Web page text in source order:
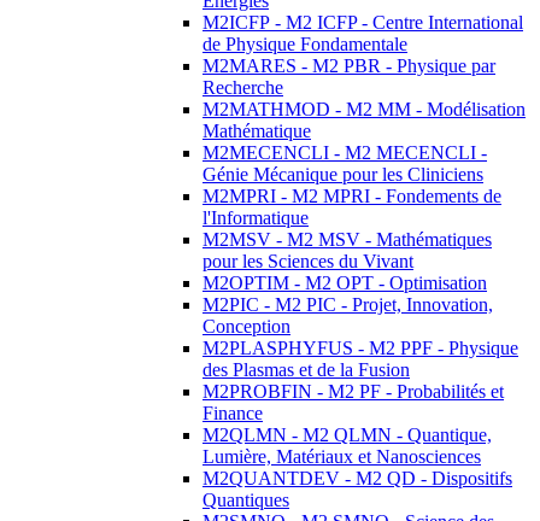
M2ICFP - M2 ICFP - Centre International
de Physique Fondamentale
M2MARES - M2 PBR - Physique par
Recherche
M2MATHMOD - M2 MM - Modélisation
Mathématique
M2MECENCLI - M2 MECENCLI -
Génie Mécanique pour les Cliniciens
M2MPRI - M2 MPRI - Fondements de
l'Informatique
M2MSV - M2 MSV - Mathématiques
pour les Sciences du Vivant
M2OPTIM - M2 OPT - Optimisation
M2PIC - M2 PIC - Projet, Innovation,
Conception
M2PLASPHYFUS - M2 PPF - Physique
des Plasmas et de la Fusion
M2PROBFIN - M2 PF - Probabilités et
Finance
M2QLMN - M2 QLMN - Quantique,
Lumière, Matériaux et Nanosciences
M2QUANTDEV - M2 QD - Dispositifs
Quantiques